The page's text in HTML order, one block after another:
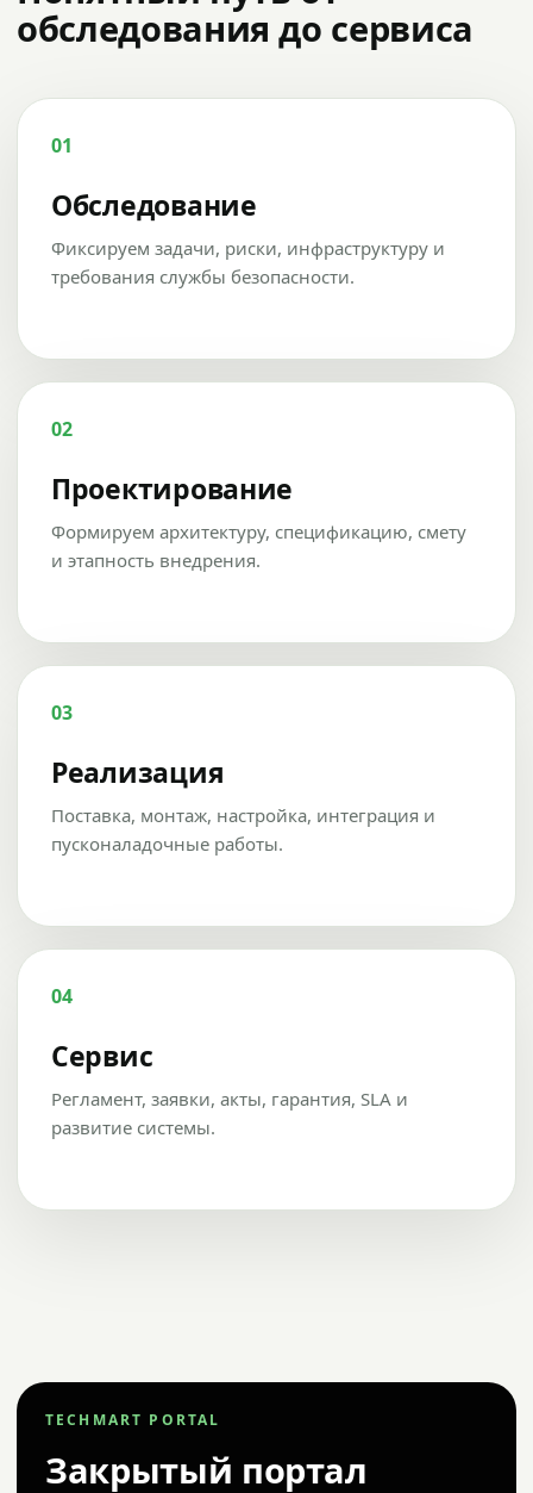
обследования до сервиса
01
Обследование
Фиксируем задачи, риски, инфраструктуру и
требования службы безопасности.
02
Проектирование
Формируем архитектуру, спецификацию, смету
и этапность внедрения.
03
Реализация
Поставка, монтаж, настройка, интеграция и
пусконаладочные работы.
04
Сервис
Регламент, заявки, акты, гарантия, SLA и
развитие системы.
TECHMART PORTAL
Закрытый портал